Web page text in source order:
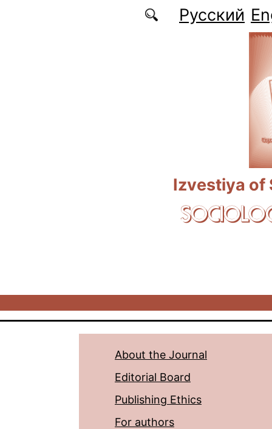
Русский
Izvestiya of
About the Journal
Editorial Board
Publishing Ethics
For authors